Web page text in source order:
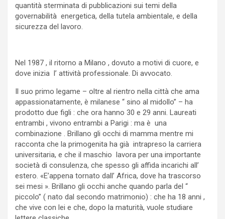
quantità sterminata di pubblicazioni sui temi della
governabilità energetica, della tutela ambientale, e della
sicurezza del lavoro.
Nel 1987 , il ritorno a Milano , dovuto a motivi di cuore, e
dove inizia l’ attività professionale. Di avvocato.
Il suo primo legame – oltre al rientro nella città che ama
appassionatamente, è milanese “ sino al midollo” – ha
prodotto due figli : che ora hanno 30 e 29 anni. Laureati
entrambi , vivono entrambi a Parigi : ma è una
combinazione . Brillano gli occhi di mamma mentre mi
racconta che la primogenita ha già intrapreso la carriera
universitaria, e che il maschio lavora per una importante
società di consulenza, che spesso gli affida incarichi all’
estero. «E’appena tornato dall’ Africa, dove ha trascorso
sei mesi ». Brillano gli occhi anche quando parla del “
piccolo” ( nato dal secondo matrimonio) : che ha 18 anni ,
che vive con lei e che, dopo la maturità, vuole studiare